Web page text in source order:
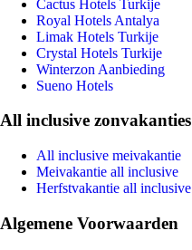
Cactus Hotels Turkije
Royal Hotels Antalya
Limak Hotels Turkije
Crystal Hotels Turkije
Winterzon Aanbieding
Sueno Hotels
All inclusive zonvakanties
All inclusive meivakantie
Meivakantie all inclusive
Herfstvakantie all inclusive
Algemene Voorwaarden